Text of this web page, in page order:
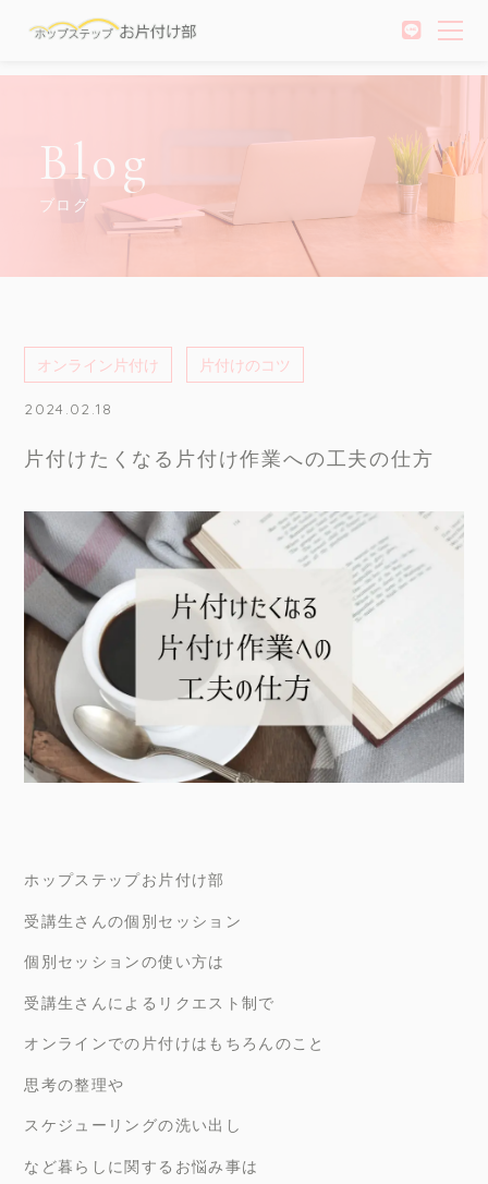
Blog
ブログ
オンライン片付け 片付けのコツ
2024.02.18
片付けたくなる片付け作業への工夫の仕方
ホップステップお片付け部
受講生さんの個別セッション
個別セッションの使い方は
受講生さんによるリクエスト制で
オンラインでの片付けはもちろんのこと
思考の整理や
スケジューリングの洗い出し
など暮らしに関するお悩み事は